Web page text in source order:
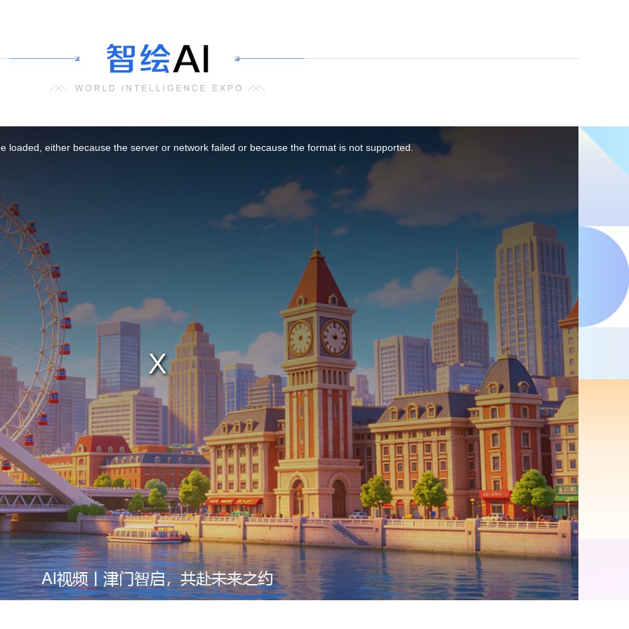
loaded, either because the server or network failed or because the format is not supported.